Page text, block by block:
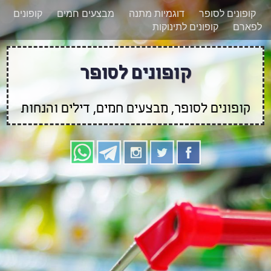
רוצים להישאר מעודכנים לגבי קופונים חדשים?
הצטרפו אלינו גם
בוואטסאפ
קופונים לסופר דוגמיות מתנה מבצעים חמים
קופונים
לפארם
קופונים לתינוקות
קופונים לסופר
קופונים לסופר, מבצעים חמים, דילים והנחות